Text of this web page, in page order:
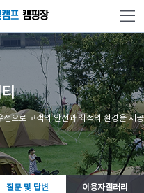
으로 고객의 안전과 최적의 환경을 제공
질문 및 답변 이용자갤러리